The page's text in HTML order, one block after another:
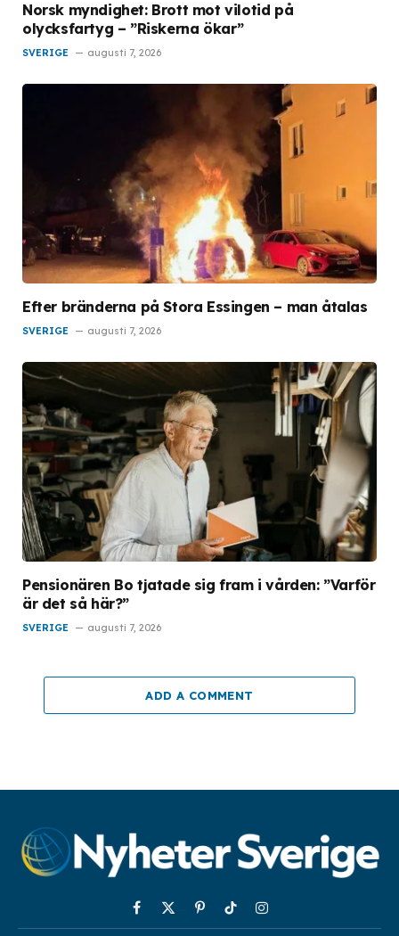
Norsk myndighet: Brott mot vilotid på
olycksfartyg – ”Riskerna ökar”
SVERIGE augusti 7, 2026
Efter bränderna på Stora Essingen – man åtalas
SVERIGE augusti 7, 2026
Pensionären Bo tjatade sig fram i vården: ”Varför
är det så här?”
SVERIGE augusti 7, 2026
ADD A COMMENT
Facebook
X
PinterestTikTokInstagram